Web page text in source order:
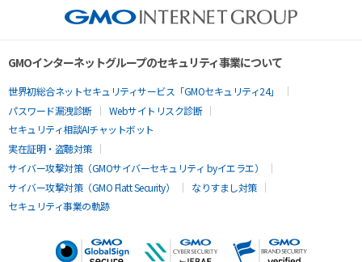
GMOインターネットグループのセキュリティ事業について
世界初総合ネットセキュリティサービス「GMOセキュリティ24」
パスワード漏洩診断
Webサイトリスク診断
セキュリティ相談AIチャットボット
実在証明・盗聴対策
サイバー攻撃対策（GMOサイバーセキュリティ byイエラエ）
サイバー攻撃対策（GMO Flatt Security）
なりすまし対策
セキュリティ事業の軌跡